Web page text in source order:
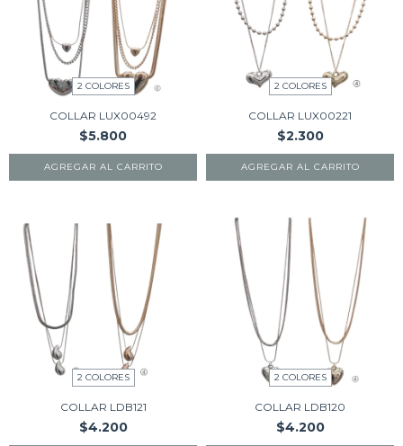
2 COLORES
COLLAR LUX00492
$5.800
AGREGAR AL CARRITO
2 COLORES
COLLAR LUX00221
$2.300
AGREGAR AL CARRITO
2 COLORES
COLLAR LDB121
$4.200
2 COLORES
COLLAR LDB120
$4.200